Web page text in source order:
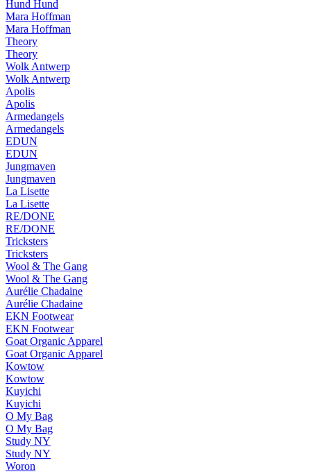
Hund Hund
Mara Hoffman
Mara Hoffman
Theory
Theory
Wolk Antwerp
Wolk Antwerp
Apolis
Apolis
Armedangels
Armedangels
EDUN
EDUN
Jungmaven
Jungmaven
La Lisette
La Lisette
RE/DONE
RE/DONE
Tricksters
Tricksters
Wool & The Gang
Wool & The Gang
Aurélie Chadaine
Aurélie Chadaine
EKN Footwear
EKN Footwear
Goat Organic Apparel
Goat Organic Apparel
Kowtow
Kowtow
Kuyichi
Kuyichi
O My Bag
O My Bag
Study NY
Study NY
Woron